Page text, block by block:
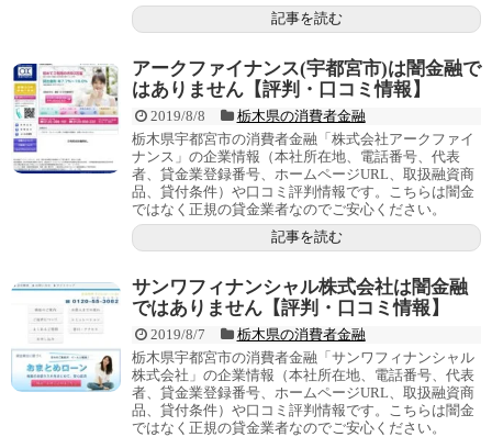
記事を読む
アークファイナンス(宇都宮市)は闇金融で
はありません【評判・口コミ情報】
2019/8/8
栃木県の消費者金融
栃木県宇都宮市の消費者金融「株式会社アークファイ
ナンス」の企業情報（本社所在地、電話番号、代表
者、貸金業登録番号、ホームページURL、取扱融資商
品、貸付条件）や口コミ評判情報です。こちらは闇金
ではなく正規の貸金業者なのでご安心ください。
記事を読む
サンワフィナンシャル株式会社は闇金融
ではありません【評判・口コミ情報】
2019/8/7
栃木県の消費者金融
栃木県宇都宮市の消費者金融「サンワフィナンシャル
株式会社」の企業情報（本社所在地、電話番号、代表
者、貸金業登録番号、ホームページURL、取扱融資商
品、貸付条件）や口コミ評判情報です。こちらは闇金
ではなく正規の貸金業者なのでご安心ください。